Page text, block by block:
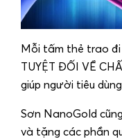
Mỗi tấm thẻ trao
TUYỆT ĐỐI VỀ
giúp người tiêu
Sơn NanoGold
và tặng các phần